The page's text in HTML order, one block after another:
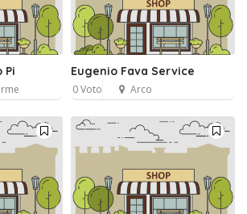
Pi Eugenio Fava Service
0 Voto Arco